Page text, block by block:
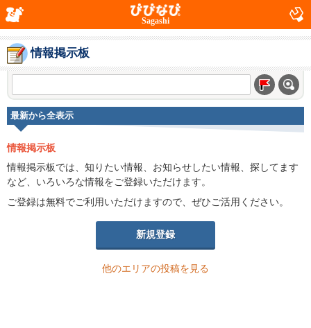
Sagashi
情報掲示板
最新から全表示
情報掲示板
情報掲示板では、知りたい情報、お知らせしたい情報、探してます
など、いろいろな情報をご登録いただけます。
ご登録は無料でご利用いただけますので、ぜひご活用ください。
新規登録
他のエリアの投稿を見る